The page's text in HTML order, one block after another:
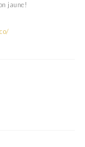
jaune!